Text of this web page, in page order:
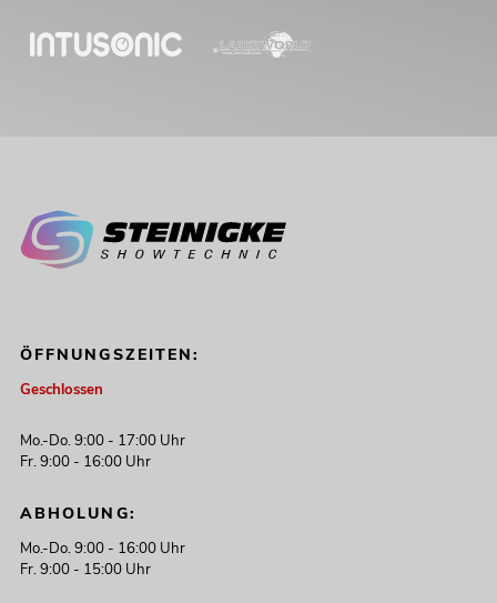
ÖFFNUNGSZEITEN:
Geschlossen
Mo.-Do. 9:00 - 17:00 Uhr
Fr. 9:00 - 16:00 Uhr
ABHOLUNG:
Mo.-Do. 9:00 - 16:00 Uhr
Fr. 9:00 - 15:00 Uhr